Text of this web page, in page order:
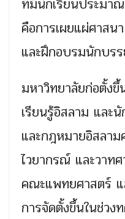
คือการเผยแผ่ศาส
และฝึกอบรมนักบร
มหาวิทยาลัยก่อตั้งขึ้
เรียนรู้อิสลาม และ
และกฎหมายอิสลา
ไวยากรณ์ และวาท
คณะแพทยศาสตร์ แ
การจัดตั้งขึ้นในช่ว